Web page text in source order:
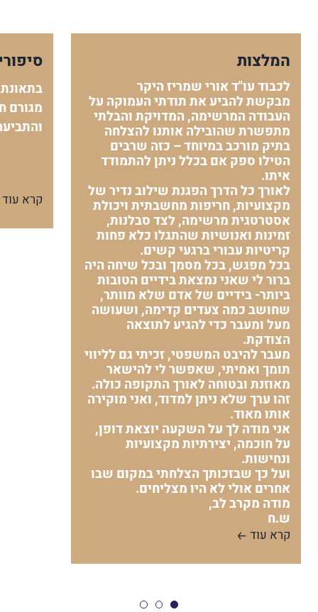
המלצות
לכבוד עו"ד אורי שמריז היקר
מבקשת להביע את תודתי העמוקה על
העבודה המרשימה, המדויקת והבלתי
מתפשרת שהובילה אותנו להצלחה
בתיק מורכב במיוחד – כזה שרבים
הטילו ספק אם בכלל ניתן להתמודד
איתו.
לאורך כל הדרך הפגנת שילוב נדיר של
מקצועיות, חריפות מחשבתית ויכולת
אסטרטגית מרשימה, לצד סבלנות,
זמינות ואנושיות שהתגלו כלא פחות
קריטיות עבורי ברגעי קשים.
בכל מפגש, בכל מסמך ובכל שיחה היה
ברור לי שאני נמצאת בידיים הטובות
ביותר- בידיים של אדם שלא מוותר,
שחושב כמה צעדים קדימה, ושעושה
מעל ומעבר כדי להגיע לתוצאה
הצודקת.
מעבר להיבט המשפטי, זכיתי גם לליווי
תומך ואמיתי, שאפשר לי להישאר
מאוזנת ובטוחה לאורך התקופה כולה.
זהו ערך שלא ניתן למדוד, ואני מוקירה
אותו מאוד.
אני מודה לך על השקעה יוצאת דופן,
על חוכמה, יצירתיות מקצועיות
ונחישות.
ועל כך שבזכותך הצלחתי במקום שבו
אחרים אולי לא היו מצליחים.
מודה מקרב לב,
ש.ח
קרא עוד
מגורם
קרא עוד